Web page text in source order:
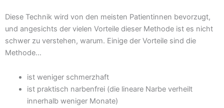
Diese Technik wird von den meisten Patientinnen bevorzugt,
und angesichts der vielen Vorteile dieser Methode ist es nicht
schwer zu verstehen, warum. Einige der Vorteile sind die
Methode…
ist weniger schmerzhaft
ist praktisch narbenfrei (die lineare Narbe verheilt
innerhalb weniger Monate)